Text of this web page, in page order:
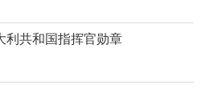
利共和国指挥官勋章